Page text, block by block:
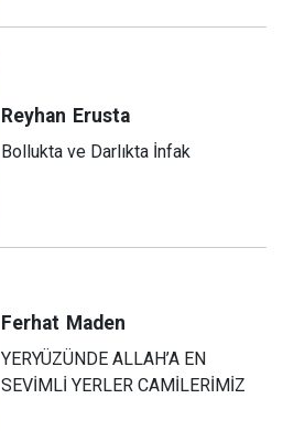
Reyhan Erusta
Bollukta ve Darlıkta İnfak
Ferhat Maden
YERYÜZÜNDE ALLAH’A EN
SEVİMLİ YERLER CAMİLERİMİZ